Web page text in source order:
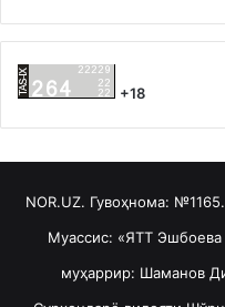
+18
NOR.UZ. Гувоҳнома:
Муассис: «ЯТТ
муҳаррир: Шаманов